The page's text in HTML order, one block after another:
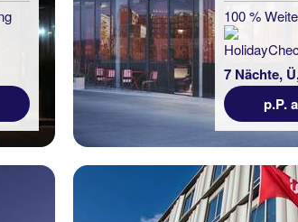
100 %
7 Nächte,
p.P.